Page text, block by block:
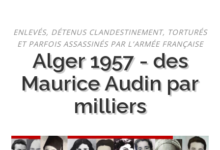
contenu
ENLEVÉS, DÉTENUS CLANDESTINEMENT, TORTURÉS
ET PARFOIS ASSASSINÉS PAR L’ARMÉE FRANÇAISE
Alger 1957 - des
Maurice Audin par
milliers